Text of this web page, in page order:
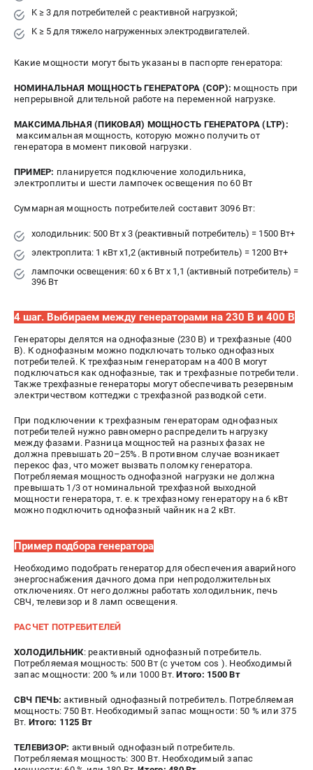
8 (812) 317-60-57
Режим работы колл-центра:
пн-пт - с 9:00 до 18:00
+7 (8112) 59-10-67
K ≥ 3 для потребителей с реактивной нагрузкой;
K ≥ 5 для тяжело нагруженных электродвигателей.
Какие мощности могут быть указаны в паспорте генератора:
НОМИНАЛЬНАЯ МОЩНОСТЬ ГЕНЕРАТОРА (COP): мощность при
непрерывной длительной работе на переменной нагрузке.
МАКСИМАЛЬНАЯ (ПИКОВАЯ) МОЩНОСТЬ ГЕНЕРАТОРА (LTP):
максимальная мощность, которую можно получить от
генератора в момент пиковой нагрузки.
ПРИМЕР: планируется подключение холодильника,
электроплиты и шести лампочек освещения по 60 Вт
Суммарная мощность потребителей составит 3096 Вт:
холодильник: 500 Вт x 3 (реактивный потребитель) = 1500 Вт+
электроплита: 1 кВт x1,2 (активный потребитель) = 1200 Вт+
лампочки освещения: 60 x 6 Вт x 1,1 (активный потребитель) =
396 Вт
4 шаг. Выбираем между генераторами на 230 В и 400 В
Генераторы делятся на однофазные (230 В) и трехфазные (400
В). К однофазным можно подключать только однофазных
потребителей. К трехфазным генераторам на 400 В могут
подключаться как однофазные, так и трехфазные потребители.
Также трехфазные генераторы могут обеспечивать резервным
электричеством коттеджи с трехфазной разводкой сети.
При подключении к трехфазным генераторам однофазных
потребителей нужно равномерно распределить нагрузку
между фазами. Разница мощностей на разных фазах не
должна превышать 20–25%. В противном случае возникает
перекос фаз, что может вызвать поломку генератора.
Потребляемая мощность однофазной нагрузки не должна
превышать 1/3 от номинальной трехфазной выходной
мощности генератора, т. е. к трехфазному генератору на 6 кВт
можно подключить однофазный чайник на 2 кВт.
Пример подбора генератора
Необходимо подобрать генератор для обеспечения аварийного
энергоснабжения дачного дома при непродолжительных
отключениях. От него должны работать холодильник, печь
СВЧ, телевизор и 8 ламп освещения.
РАСЧЕТ ПОТРЕБИТЕЛЕЙ
ХОЛОДИЛЬНИК: реактивный однофазный потребитель.
Потребляемая мощность: 500 Вт (с учетом cos ). Необходимый
запас мощности: 200 % или 1000 Вт.Итого: 1500 Вт
СВЧ ПЕЧЬ: активный однофазный потребитель. Потребляемая
мощность: 750 Вт. Необходимый запас мощности: 50 % или 375
Вт. Итого: 1125 Вт
ТЕЛЕВИЗОР: активный однофазный потребитель.
Потребляемая мощность: 300 Вт. Необходимый запас